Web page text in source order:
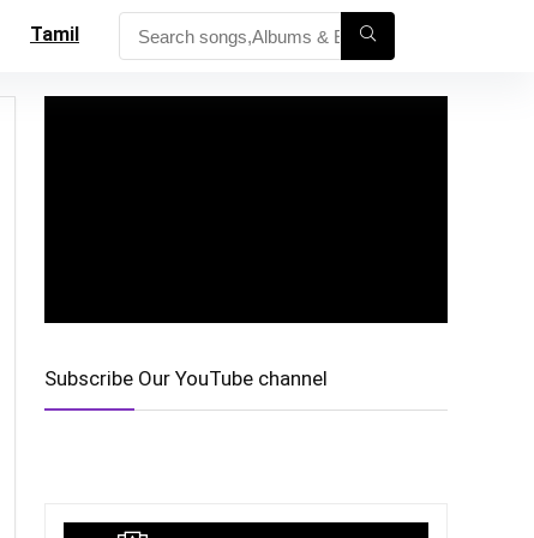
Tamil
Subscribe Our YouTube channel